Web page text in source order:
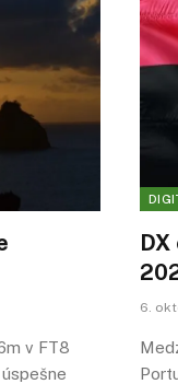
v FT8
6.